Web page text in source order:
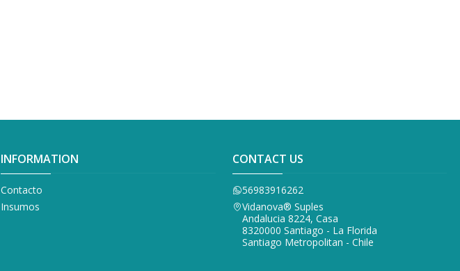
INFORMATION
Contacto
Insumos
CONTACT US
56983916262
Vidanova® Suples
Andalucia 8224, Casa
8320000 Santiago - La Florida
Santiago Metropolitan - Chile